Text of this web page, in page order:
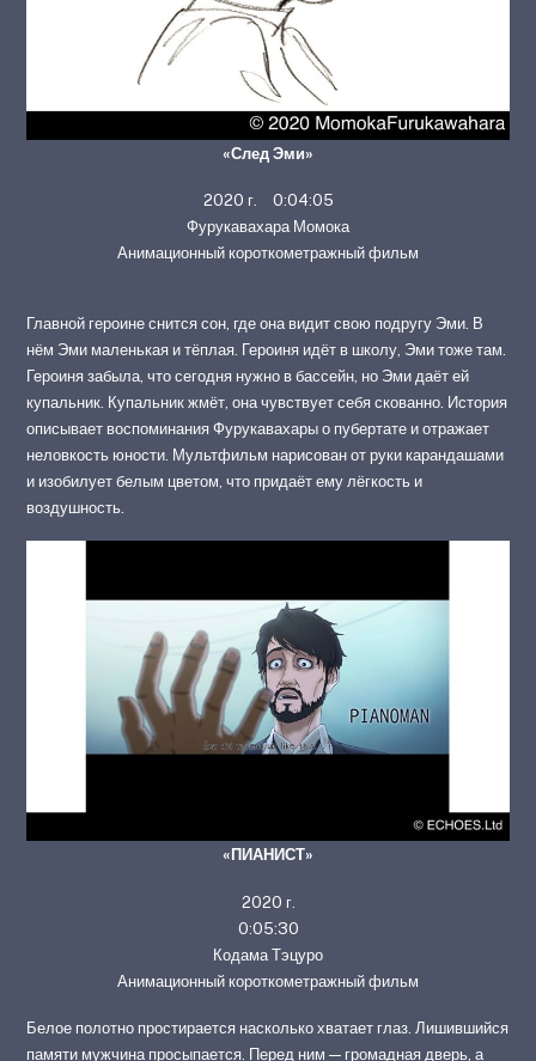
«След Эми»
2020 г. 0:04:05
Фурукавахара Момока
Анимационный короткометражный фильм
Главной героине снится сон, где она видит свою подругу Эми. В
нём Эми маленькая и тёплая. Героиня идёт в школу, Эми тоже там.
Героиня забыла, что сегодня нужно в бассейн, но Эми даёт ей
купальник. Купальник жмёт, она чувствует себя скованно. История
описывает воспоминания Фурукавахары о пубертате и отражает
неловкость юности. Мультфильм нарисован от руки карандашами
и изобилует белым цветом, что придаёт ему лёгкость и
воздушность.
«ПИАНИСТ»
2020 г.
0:05:30
Кодама Тэцуро
Анимационный короткометражный фильм
Белое полотно простирается насколько хватает глаз. Лишившийся
памяти мужчина просыпается. Перед ним — громадная дверь, а